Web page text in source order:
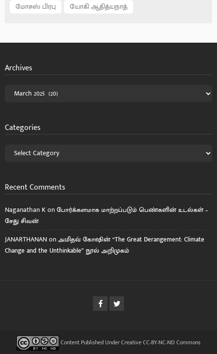
மோசஸ் பிரபு
யோகி ஆதித்யநாத்
Archives
Categories
Recent Comments
Naganathan Konபோர்க்களமாக மாற்றப்படும் பெண்களின் உடல்கள் –
சேது சிவன்
JANARTHANANonஅமிதவ் கோஷின் “The Great Derangement: Climate
Change and the Unthinkable” நூல் அறிமுகம்
Content Published Under Creative CC-BY-NC-ND Commons